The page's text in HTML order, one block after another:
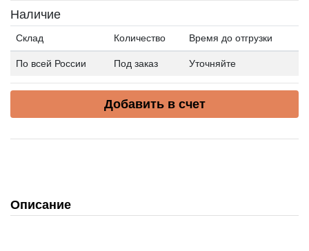
Наличие
Склад Количество Время до отгрузки
По всей России Под заказ Уточняйте
Добавить в счет
Описание